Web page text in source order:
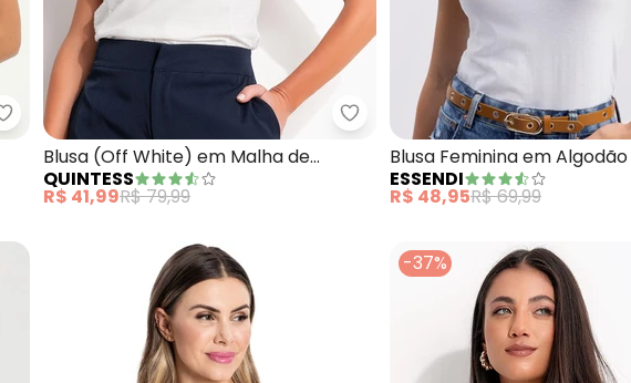
Cativa - Blusa em Cotton (Branco )
Quintess - Blusa (Off White) em
Blusa (Off White) em Malha de
Algodão
QUINTESS
R$ 41,99R$ 79,99
Blusa Feminina em
ESSENDI
R$ 48,95R$ 69,99
-37%